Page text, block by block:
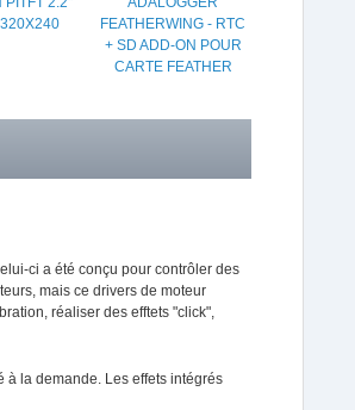
FEATHERWING - RTC
+ SD ADD-ON POUR
CARTE FEATHER
ci a été conçu pour contrôler des
mais ce drivers de moteur
réaliser des efftets "click",
à la demande. Les effets intégrés